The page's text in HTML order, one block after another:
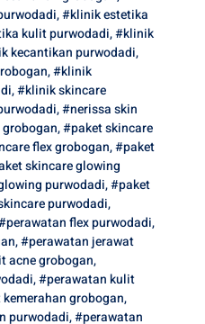
,#klinik estetika
kulit purwodadi,#klinik
kecantikan purwodadi,
,#klinik
,#klinik skincare
,#nerissa skin
,#paket skincare
flex grobogan,#paket
skincare glowing
purwodadi,#paket
purwodadi,
flex purwodadi,
,#perawatan jerawat
acne grobogan,
,#perawatan kulit
grobogan,
purwodadi,#perawatan